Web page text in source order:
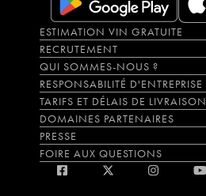
ESTIMATION VIN GRATUITE
RECRUTEMENT
QUI SOMMES-NOUS ?
RESPONSABILITÉ D'ENTREPRISE
TARIFS ET DÉLAIS DE LIVRAISON
DOMAINES PARTENAIRES
PRESSE
FOIRE AUX QUESTIONS